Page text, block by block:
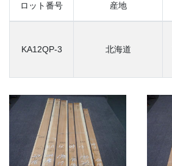
ロット番号 産地
KA12QP-3 北海道